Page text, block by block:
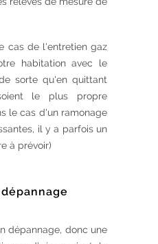
cas de l'entretien gaz
habitation avec le
sorte qu'en quittant
le plus propre
le cas d'un ramonage
il y a parfois un
à prévoir)
dépannage, donc une